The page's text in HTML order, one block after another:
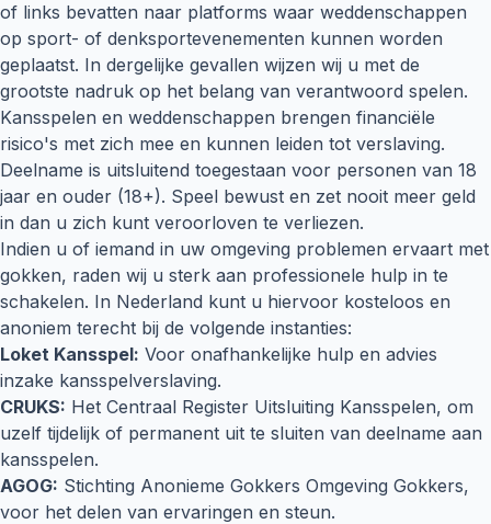
of links bevatten naar platforms waar weddenschappen
op sport- of denksportevenementen kunnen worden
geplaatst. In dergelijke gevallen wijzen wij u met de
grootste nadruk op het belang van verantwoord spelen.
Kansspelen en weddenschappen brengen financiële
risico's met zich mee en kunnen leiden tot verslaving.
Deelname is uitsluitend toegestaan voor personen van 18
jaar en ouder (18+). Speel bewust en zet nooit meer geld
in dan u zich kunt veroorloven te verliezen.
Indien u of iemand in uw omgeving problemen ervaart met
gokken, raden wij u sterk aan professionele hulp in te
schakelen. In Nederland kunt u hiervoor kosteloos en
anoniem terecht bij de volgende instanties:
Loket Kansspel: Voor onafhankelijke hulp en advies
inzake kansspelverslaving.
CRUKS: Het Centraal Register Uitsluiting Kansspelen, om
uzelf tijdelijk of permanent uit te sluiten van deelname aan
kansspelen.
AGOG: Stichting Anonieme Gokkers Omgeving Gokkers,
voor het delen van ervaringen en steun.